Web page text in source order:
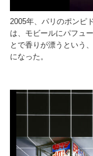
2005年、パリのポンピ
は、モビールにパフュ
とで香りが漂うという
になった。